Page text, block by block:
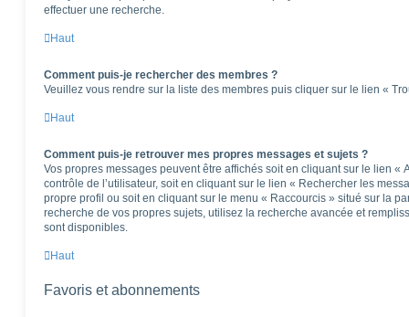
effectuer une recherche.
Haut
Comment puis-je rechercher des membres ?
Veuillez vous rendre sur la liste des membres puis cliquer sur le lien «
Haut
Comment puis-je retrouver mes propres messages et sujets ?
Vos propres messages peuvent être affichés soit en cliquant sur le lien «
contrôle de l’utilisateur, soit en cliquant sur le lien « Rechercher les
propre profil ou soit en cliquant sur le menu « Raccourcis » situé sur la
recherche de vos propres sujets, utilisez la recherche avancée et
sont disponibles.
Haut
Favoris et abonnements